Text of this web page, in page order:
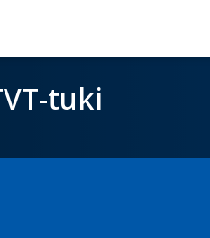
tuki